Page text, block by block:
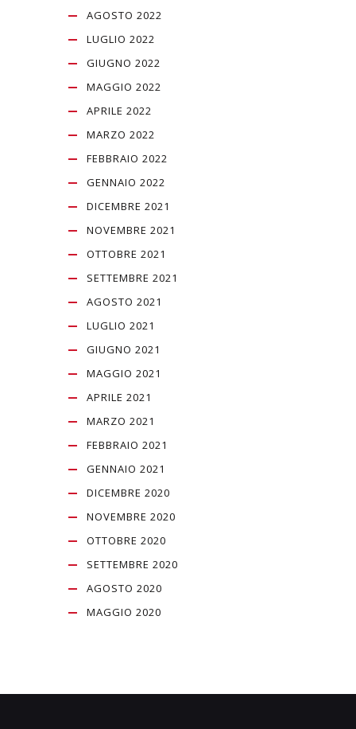
AGOSTO 2022
LUGLIO 2022
GIUGNO 2022
MAGGIO 2022
APRILE 2022
MARZO 2022
FEBBRAIO 2022
GENNAIO 2022
DICEMBRE 2021
NOVEMBRE 2021
OTTOBRE 2021
SETTEMBRE 2021
AGOSTO 2021
LUGLIO 2021
GIUGNO 2021
MAGGIO 2021
APRILE 2021
MARZO 2021
FEBBRAIO 2021
GENNAIO 2021
DICEMBRE 2020
NOVEMBRE 2020
OTTOBRE 2020
SETTEMBRE 2020
AGOSTO 2020
MAGGIO 2020